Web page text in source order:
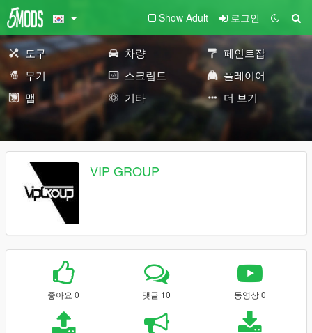
Show Adult 로그인
도구 차량
페인트잡
무기
스크립트
플레이어
맵
기타 더 보기
VIP GROUP
좋아요 0 댓글 10 동영상 0